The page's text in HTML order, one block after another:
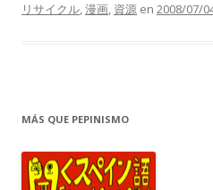
リサイクル,漫画, 資源 en 2008/07/
MÁS QUE PEPINISMO